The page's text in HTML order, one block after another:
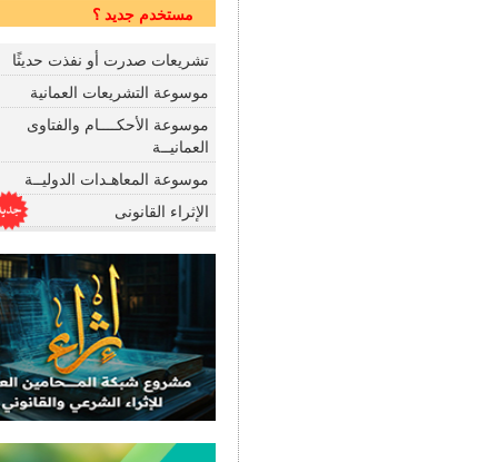
مستخدم جديد ؟
تشريعات صدرت أو نفذت حديثًا
موسوعة التشريعات العمانية
موسوعة الأحكــــام والفتاوى
العمانيــة
موسوعة المعاهـدات الدوليــة
الإثراء القانونى